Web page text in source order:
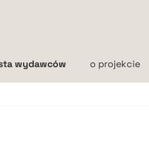
wydawców o projekcie